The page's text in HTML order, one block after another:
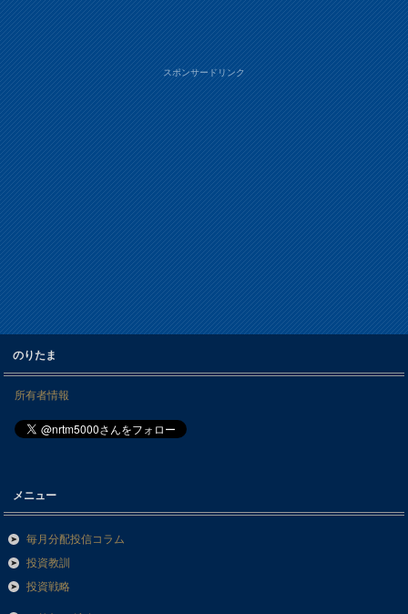
スポンサードリンク
のりたま
所有者情報
メニュー
毎月分配投信コラム
投資教訓
投資戦略